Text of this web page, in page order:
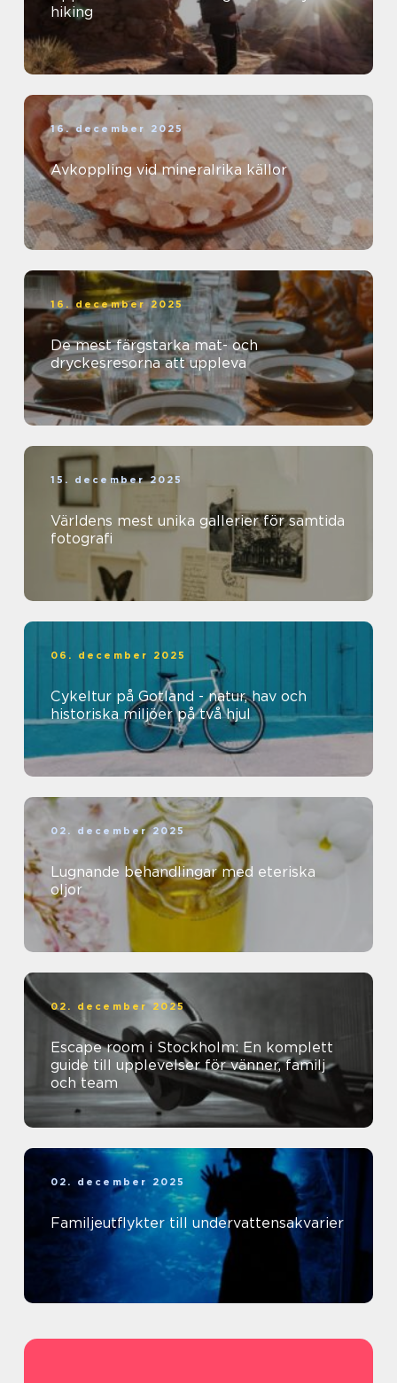
hiking
16. december 2025
Avkoppling vid mineralrika källor
16. december 2025
De mest färgstarka mat- och
dryckesresorna att uppleva
15. december 2025
Världens mest unika gallerier för samtida
fotografi
06. december 2025
Cykeltur på Gotland - natur, hav och
historiska miljöer på två hjul
02. december 2025
Lugnande behandlingar med eteriska
oljor
02. december 2025
Escape room i Stockholm: En komplett
guide till upplevelser för vänner, familj
och team
02. december 2025
Familjeutflykter till undervattensakvarier